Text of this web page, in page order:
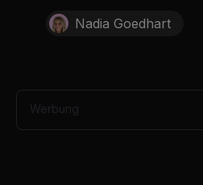
Nadia Goedhart
Werbung